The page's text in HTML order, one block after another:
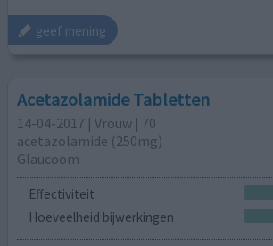
geef mening
Acetazolamide Tabletten
14-04-2017 | Vrouw | 70
acetazolamide (250mg)
Glaucoom
Effectiviteit
Hoeveelheid bijwerkingen